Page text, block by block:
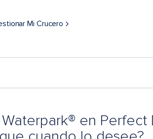
Mi Crucero
en Perfect